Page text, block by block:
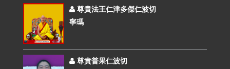
尊貴法王仁津多傑仁波切
寧瑪
尊貴普果仁波切